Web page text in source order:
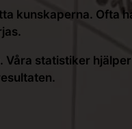
kunskaperna. Ofta
statistiker